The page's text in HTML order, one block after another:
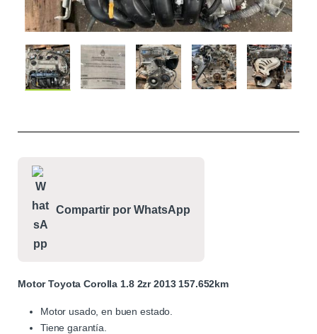
Compartir por WhatsApp
Motor Toyota Corolla 1.8 2zr 2013 157.652km
Motor usado, en buen estado.
Tiene garantía.